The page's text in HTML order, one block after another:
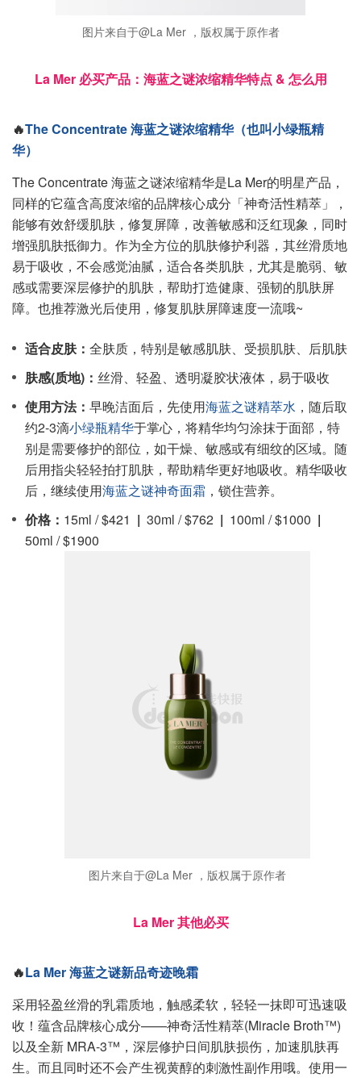
图片来自于@La Mer ，版权属于原作者
La Mer 必买产品：海蓝之谜浓缩精华特点 & 怎么用
🔥The Concentrate 海蓝之谜浓缩精华（也叫小绿瓶精
华）
The Concentrate 海蓝之谜浓缩精华是La Mer的明星产品，
同样的它蕴含高度浓缩的品牌核心成分「神奇活性精萃」，
能够有效舒缓肌肤，修复屏障，改善敏感和泛红现象，同时
增强肌肤抵御力。作为全方位的肌肤修护利器，其丝滑质地
易于吸收，不会感觉油腻，适合各类肌肤，尤其是脆弱、敏
感或需要深层修护的肌肤，帮助打造健康、强韧的肌肤屏
障。也推荐激光后使用，修复肌肤屏障速度一流哦~
适合皮肤： 全肤质，特别是敏感肌肤、受损肌肤、后肌肤
肤感(质地)： 丝滑、轻盈、透明凝胶状液体，易于吸收
使用方法： 早晚洁面后，先使用海蓝之谜精萃水 ，随后取
约2-3滴小绿瓶精华于掌心，将精华均匀涂抹于面部，特
别是需要修护的部位，如干燥、敏感或有细纹的区域。随
后用指尖轻轻拍打肌肤，帮助精华更好地吸收。精华吸收
后，继续使用海蓝之谜神奇面霜 ，锁住营养。
价格： 15ml / $421 | 30ml / $762 | 100ml / $1000 |
50ml / $1900
图片来自于@La Mer ，版权属于原作者
La Mer 其他必买
🔥La Mer 海蓝之谜新品奇迹晚霜
采用轻盈丝滑的乳霜质地，触感柔软，轻轻一抹即可迅速吸
收！蕴含品牌核心成分——神奇活性精萃(Miracle Broth™)
以及全新 MRA-3™，深层修护日间肌肤损伤，加速肌肤再
生。而且同时还不会产生视黄醇的刺激性副作用哦。使用一